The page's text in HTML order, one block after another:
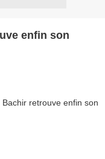
enfin son